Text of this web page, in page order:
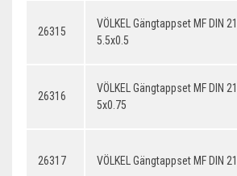
26315
VÖLKEL Gängtappset MF DIN
5.5x0.5
26316
VÖLKEL Gängtappset MF DIN
5x0.75
26317 VÖLKEL Gängtappset MF DIN